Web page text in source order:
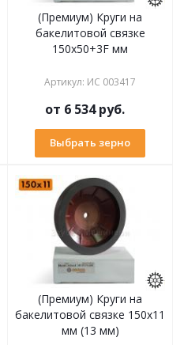
(Премиум) Круги на
бакелитовой связке
150х50+3F мм
Артикул: ИС 003417
от 6 534 руб.
Выбрать зерно
(Премиум) Круги на
бакелитовой связке 150х11
мм (13 мм)